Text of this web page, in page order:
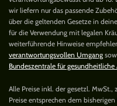
wir liefern nur das passende
über die geltenden Gesetze in
für die Verwendung mit legalen
weiterführende Hinweise
verantwortungsvollen Umgang
Bundeszentrale für gesundheitliche
Alle Preise inkl. der gesetzl. MwSt.,
Preise entsprechen dem